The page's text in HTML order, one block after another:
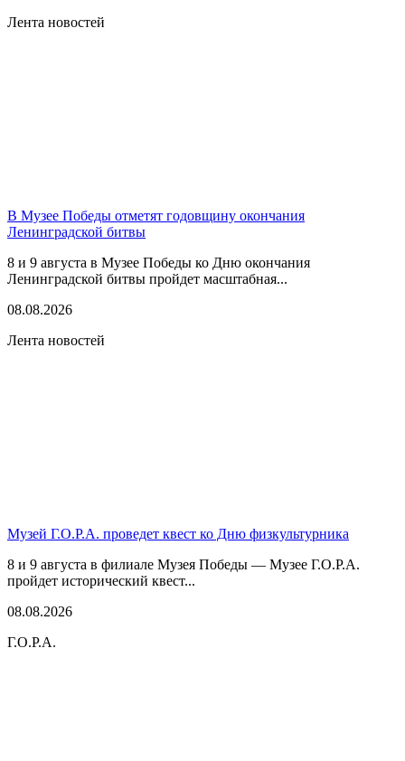
Лента новостей
В Музее Победы отметят годовщину окончания
Ленинградской битвы
8 и 9 августа в Музее Победы ко Дню окончания
Ленинградской битвы пройдет масштабная...
08.08.2026
Лента новостей
Музей Г.О.Р.А. проведет квест ко Дню физкультурника
8 и 9 августа в филиале Музея Победы — Музее Г.О.Р.А.
пройдет исторический квест...
08.08.2026
Г.О.Р.А.